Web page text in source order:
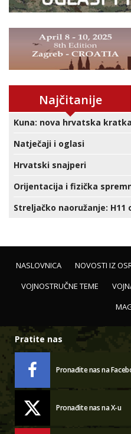
Najčitanije
Kuna: nova hrvatska
Natječaji i oglasi
Hrvatski snajperi
Orijentacija i fizička
Streljačko naoružanje: H11
NASLOVNICA NOVOSTI IZ
VOJNOSTRUČNE TEME
Pratite nas
Pronađite nas na
Pronađite nas na X-u